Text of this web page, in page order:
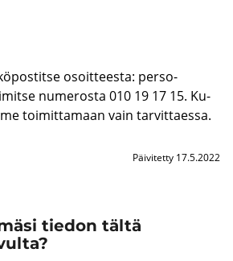
osoit­tees­ta: per­so­
nu­me­ros­ta 010 19 17 15. Ku­
toi­mit­ta­maan vain tar­vit­taes­sa.
Päivitetty 17.5.2022
tiedon tältä